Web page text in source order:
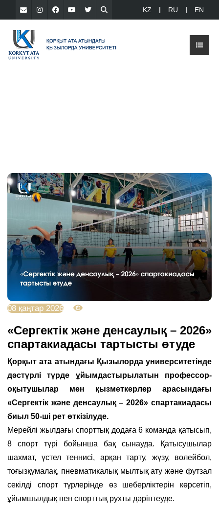
KZ RU EN
08 қаңтар 2026
«Сергектік және денсаулық – 2026»
спартакиадасы тартысты өтуде
Қорқыт ата атындағы Қызылорда университетінде
дәстүрлі түрде ұйымдастырылатын профессор-
оқытушылар мен қызметкерлер арасындағы
«Сергектік және денсаулық – 2026» спартакиадасы
биыл 50-ші рет өткізілуде.
Мерейлі жылдағы спорттық додаға 6 команда қатысып,
8 спорт түрі бойынша бақ сынауда. Қатысушылар
шахмат, үстел теннисі, арқан тарту, жүзу, волейбол,
тоғызқұмалақ, пневматикалық мылтық ату және футзал
секілді спорт түрлерінде өз шеберліктерін көрсетіп,
ұйымшылдық пен спорттық рухты дәріптеуде.